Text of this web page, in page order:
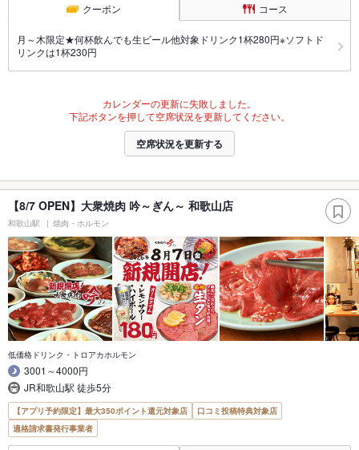
クーポン コース
月～木限定★何杯飲んでも生ビール他対象ドリンク1杯280円※ソフトド
リンクは1杯230円
カレンダーの更新に失敗しました。
下記ボタンを押して空席状況を更新してください。
空席状況を更新する
【8/7 OPEN】大衆焼肉 吟～ぎん～ 和歌山店
和歌山駅 焼肉・ホルモン
低価格ドリンク・トロアカホルモン
3001～4000円
JR和歌山駅 徒歩5分
【アプリ予約限定】最大350ポイント還元対象店
口コミ投稿特典対象店
適格請求書発行事業者